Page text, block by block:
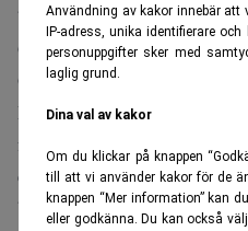
Användning av kakor innebär att
IP-adress, unika identifierare
personuppgifter sker med
laglig grund.
Dina val av kakor
Om du klickar på knappen
till att vi använder kakor för de
knappen “Mer information” kan
eller godkänna. Du kan också
begränsad tid.
G-Star Raw har samtidigt
Orsaken är minskad
En talesperson säger till
företaget har för avsikt att
en mindre portfölj. I Sverige
betjäna kunderna, men